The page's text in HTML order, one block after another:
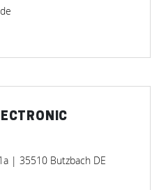
| 35510 Butzbach DE